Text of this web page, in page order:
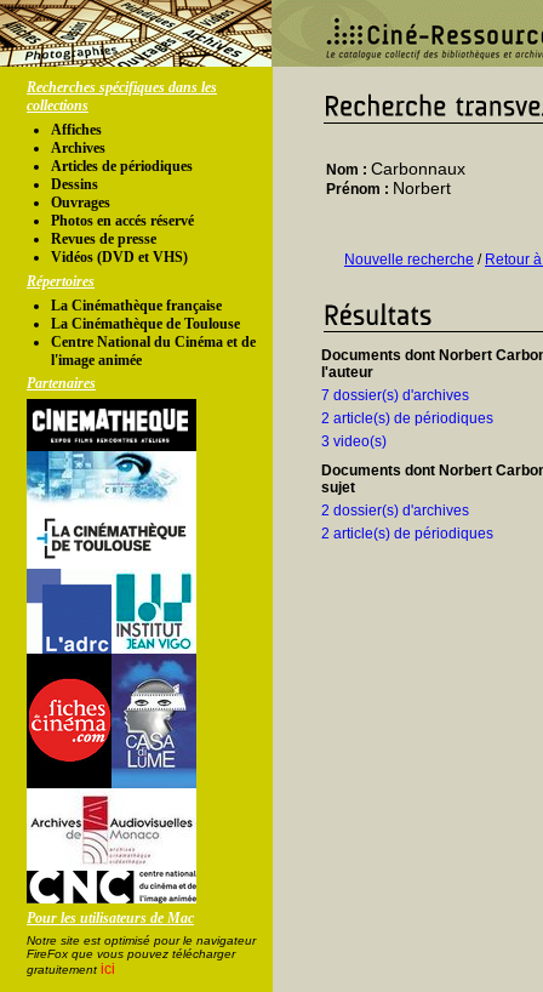
Recherches spécifiques dans les
collections
Affiches
Archives
Articles de périodiques
Dessins
Ouvrages
Photos en accés réservé
Revues de presse
Vidéos (DVD et VHS)
Répertoires
La Cinémathèque française
La Cinémathèque de Toulouse
Centre National du Cinéma et de
l'image animée
Partenaires
Pour les utilisateurs de Mac
Notre site est optimisé pour le navigateur
FireFox que vous pouvez télécharger
gratuitement ici
Nom : Carbonnaux
Prénom : Norbert
Nouvelle recherche / Retour
Documents dont Norbert
l'auteur
7 dossier(s) d'archives
2 article(s) de périodiques
3 video(s)
Documents dont Norbert
sujet
2 dossier(s) d'archives
2 article(s) de périodiques